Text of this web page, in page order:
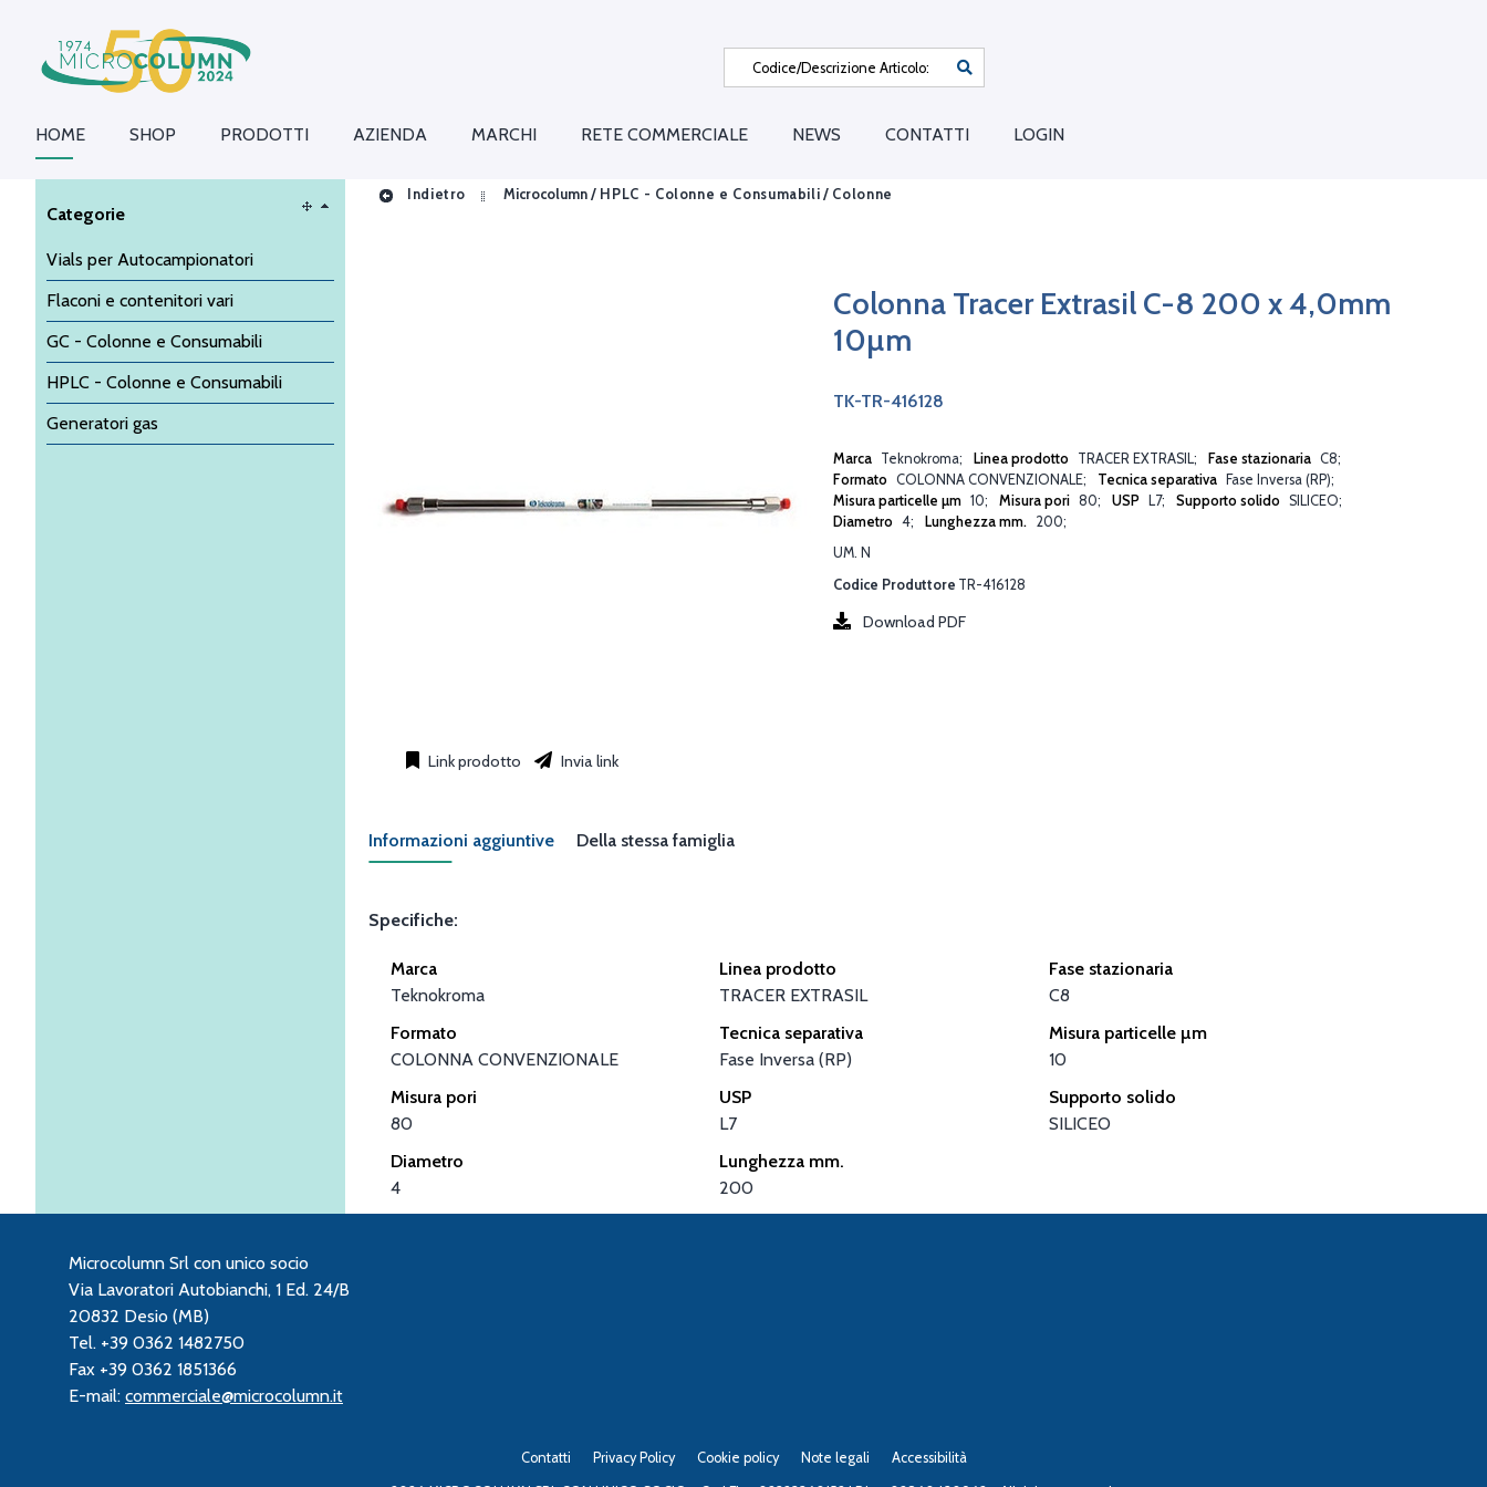
HOME SHOP PRODOTTI AZIENDA MARCHI RETE COMMERCIALE NEWS CONTATTI LOGIN
Categorie
Vials per Autocampionatori
Flaconi e contenitori vari
GC - Colonne e Consumabili
HPLC - Colonne e Consumabili
Generatori gas
Indietro Microcolumn / HPLC - Colonne e Consumabili / Colonne
Colonna Tracer Extrasil C-8 200 x 4,0mm
10µm
TK-TR-416128
Marca Teknokroma Linea prodotto TRACER EXTRASIL Fase stazionaria C8
Formato COLONNA CONVENZIONALE Tecnica separativa
Fase Inversa (RP)
Misura particelle µm 10 Misura pori 80 USP L7 Supporto solido SILICEO
Diametro 4 Lunghezza mm.
200
UM. N
Download PDF
Codice Produttore TR-416128
Link prodotto Invia link
Informazioni aggiuntive Della stessa famiglia
Specifiche:
Marca
Teknokroma
Linea prodotto
TRACER EXTRASIL
Fase stazionaria
C8
Formato
COLONNA CONVENZIONALE
Tecnica separativa
Fase Inversa (RP)
Misura particelle µm
10
Misura pori
80
USP
L7
Supporto solido
SILICEO
Diametro
4
Lunghezza mm.
200
Microcolumn Srl con unico socio
Via Lavoratori Autobianchi, 1 Ed. 24/B
20832 Desio (MB)
Tel. +39 0362 1482750
Fax +39 0362 1851366
E-mail: commerciale@microcolumn.it
Contatti Privacy Policy Cookie policy Note legali Accessibilità